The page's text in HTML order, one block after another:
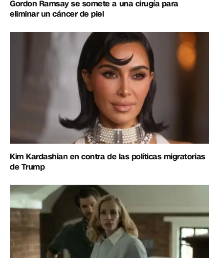
Gordon Ramsay se somete a una cirugía para
eliminar un cáncer de piel
Kim Kardashian en contra de las políticas migratorias
de Trump